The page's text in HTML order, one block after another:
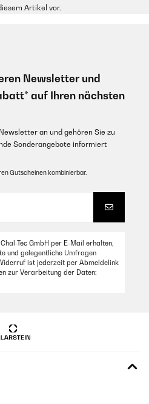
Artikel vor.
Newsletter und
auf Ihren nächsten
an und gehören Sie zu
Sonderangebote informiert
Gutscheinen kombinierbar.
Tec GmbH per E-Mail erhalten,
und gelegentliche Umfragen
ist jederzeit per Abmeldelink
zur Verarbeitung der Daten: